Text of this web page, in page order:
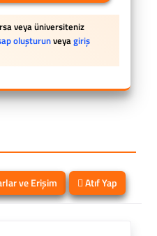
veya üniversiteniz
oluşturunveyagiriş
ve Erişim Atıf Yap